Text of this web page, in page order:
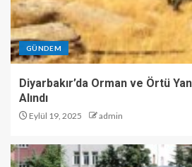
GÜNDEM
Diyarbakır’da Orman ve Örtü
Alındı
Eylül 19, 2025 admin